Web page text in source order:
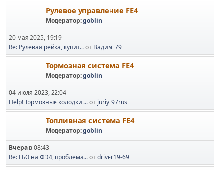
Рулевое управление FE4
Модератор:goblin
20 мая 2025, 19:19
Re: Рулевая рейка, купит...от Вадим_79
Тормозная система FE4
Модератор:goblin
04 июля 2023, 22:04
Help! Тормозные колодки ...от juriy_97rus
Топливная система FE4
Модератор:goblin
Вчера в 08:43
Re: ГБО на ФЭ4, проблема...отdriver19-69